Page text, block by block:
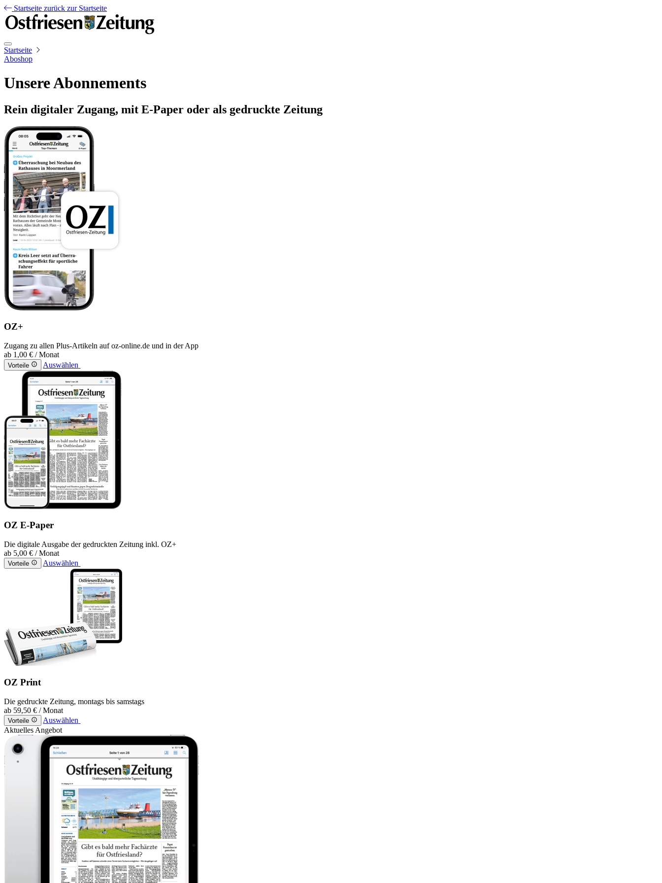
Startseite zurück zur Startseite
Startseite
Aboshop
Unsere Abonnements
Rein digitaler Zugang, mit E-Paper oder als gedruckte Zeitung
OZ+
Zugang zu allen Plus-Artikeln auf oz-online.de und in der App
ab 1,00 € / Monat
Vorteile Auswählen
OZ E-Paper
Die digitale Ausgabe der gedruckten Zeitung inkl. OZ+
ab 5,00 € / Monat
Vorteile Auswählen
OZ Print
Die gedruckte Zeitung, montags bis samstags
ab 59,50 € / Monat
Vorteile
Auswählen
Aktuelles Angebot